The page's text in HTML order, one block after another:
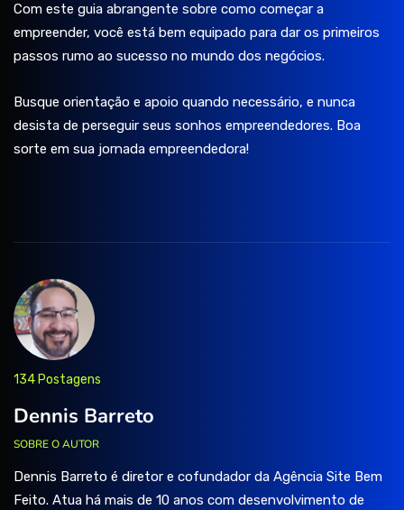
Com este guia abrangente sobre como começar a
empreender, você está bem equipado para dar os primeiros
passos rumo ao sucesso no mundo dos negócios.
Busque orientação e apoio quando necessário, e nunca
desista de perseguir seus sonhos empreendedores. Boa
sorte em sua jornada empreendedora!
134 Postagens
Dennis Barreto
SOBRE O AUTOR
Dennis Barreto é diretor e cofundador da Agência Site Bem
Feito. Atua há mais de 10 anos com desenvolvimento de